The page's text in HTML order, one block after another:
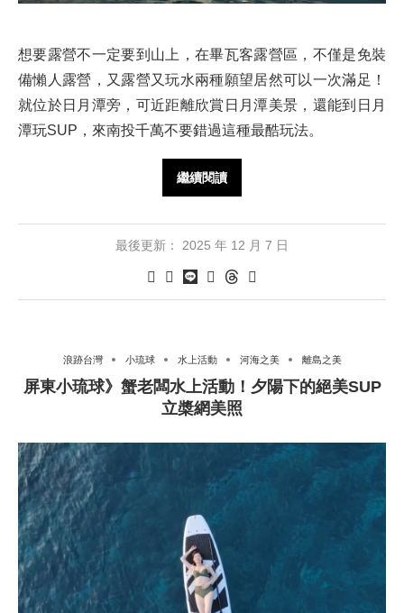
想要露營不一定要到山上，在畢瓦客露營區，不僅是免裝
備懶人露營，又露營又玩水兩種願望居然可以一次滿足！
就位於日月潭旁，可近距離欣賞日月潭美景，還能到日月
潭玩SUP，來南投千萬不要錯過這種最酷玩法。
繼續閱讀
最後更新： 2025 年 12 月 7 日
浪跡台灣 小琉球 水上活動 河海之美 離島之美
屏東小琉球》蟹老闆水上活動！夕陽下的絕美SUP
立槳網美照